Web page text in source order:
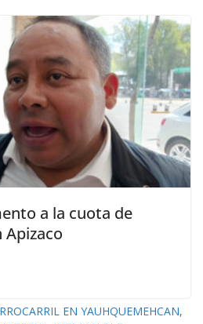
a la cuota de
EN YAUHQUEMEHCAN,